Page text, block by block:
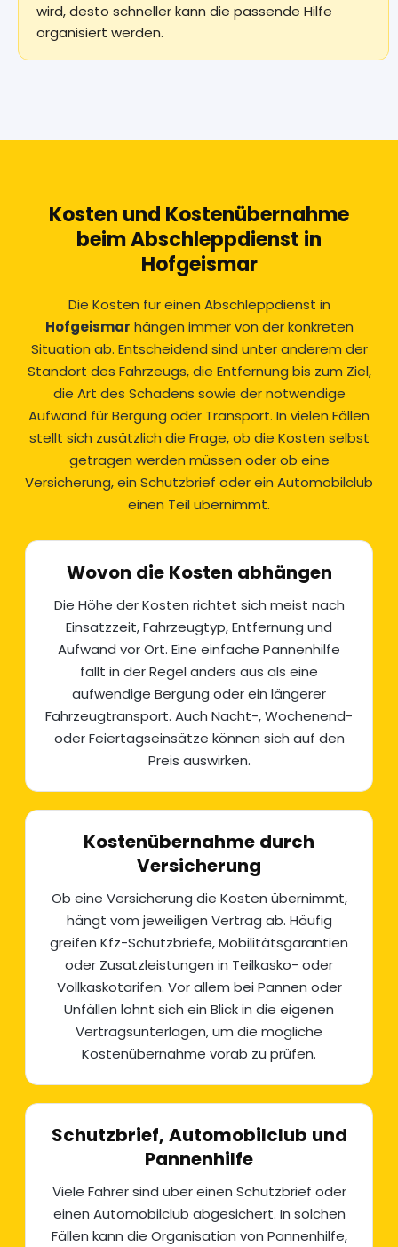
wird, desto schneller kann die passende Hilfe
organisiert werden.
Kosten und Kostenübernahme
beim Abschleppdienst in
Hofgeismar
Die Kosten für einen Abschleppdienst in
Hofgeismar hängen immer von der konkreten
Situation ab. Entscheidend sind unter anderem der
Standort des Fahrzeugs, die Entfernung bis zum Ziel,
die Art des Schadens sowie der notwendige
Aufwand für Bergung oder Transport. In vielen Fällen
stellt sich zusätzlich die Frage, ob die Kosten selbst
getragen werden müssen oder ob eine
Versicherung, ein Schutzbrief oder ein Automobilclub
einen Teil übernimmt.
Wovon die Kosten abhängen
Die Höhe der Kosten richtet sich meist nach
Einsatzzeit, Fahrzeugtyp, Entfernung und
Aufwand vor Ort. Eine einfache Pannenhilfe
fällt in der Regel anders aus als eine
aufwendige Bergung oder ein längerer
Fahrzeugtransport. Auch Nacht-, Wochenend-
oder Feiertagseinsätze können sich auf den
Preis auswirken.
Kostenübernahme durch
Versicherung
Ob eine Versicherung die Kosten übernimmt,
hängt vom jeweiligen Vertrag ab. Häufig
greifen Kfz-Schutzbriefe, Mobilitätsgarantien
oder Zusatzleistungen in Teilkasko- oder
Vollkaskotarifen. Vor allem bei Pannen oder
Unfällen lohnt sich ein Blick in die eigenen
Vertragsunterlagen, um die mögliche
Kostenübernahme vorab zu prüfen.
Schutzbrief, Automobilclub und
Pannenhilfe
Viele Fahrer sind über einen Schutzbrief oder
einen Automobilclub abgesichert. In solchen
Fällen kann die Organisation von Pannenhilfe,